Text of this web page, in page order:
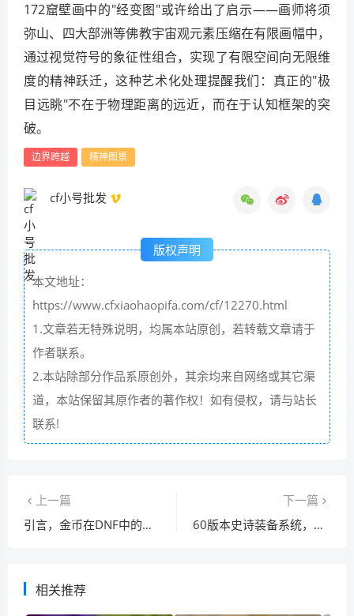
172窟壁画中的"经变图"或许给出了启示——画师将须
弥山、四大部洲等佛教宇宙观元素压缩在有限画幅中，
通过视觉符号的象征性组合，实现了有限空间向无限维
度的精神跃迁，这种艺术化处理提醒我们：真正的"极
目远眺"不在于物理距离的远近，而在于认知框架的突
破。
边界跨越 精神图景
cf小号批发
版权声明
本文地址：
https://www.cfxiaohaopifa.com/cf/12270.html
1.文章若无特殊说明，均属本站原创，若转载文章请于
作者联系。
2.本站除部分作品系原创外，其余均来自网络或其它渠
道，本站保留其原作者的著作权！如有侵权，请与站长
联系!
上一篇
引言，金币在DNF中的核心地位
下一篇
60版本史诗装备系统，那些年我们追逐的黄金时代
相关推荐